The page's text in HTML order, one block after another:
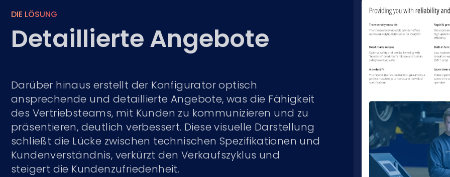
DIE LÖSUNG
Detaillierte Angebote
Darüber hinaus erstellt der Konfigurator optisch
ansprechende und detaillierte Angebote, was die Fähigkeit
des Vertriebsteams, mit Kunden zu kommunizieren und zu
präsentieren, deutlich verbessert. Diese visuelle Darstellung
schließt die Lücke zwischen technischen Spezifikationen und
Kundenverständnis, verkürzt den Verkaufszyklus und
steigert die Kundenzufriedenheit.